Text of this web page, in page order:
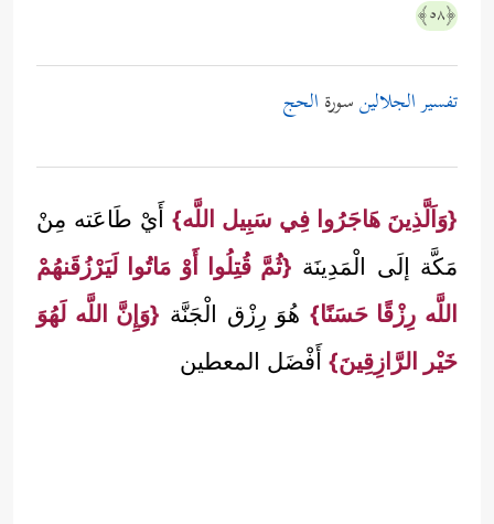
﴿٥٨﴾
تفسير الجلالينسورة الحج
{وَاَلَّذِينَ هَاجَرُوا فِي سَبِيل اللَّه} أَيْ طَاعَته مِنْ
مَكَّة إلَى الْمَدِينَة {ثُمَّ قُتِلُوا أَوْ مَاتُوا لَيَرْزُقَنهُمْ
اللَّه رِزْقًا حَسَنًا} هُوَ رِزْق الْجَنَّة {وَإِنَّ اللَّه لَهُوَ
خَيْر الرَّازِقِينَ} أَفْضَل المعطين